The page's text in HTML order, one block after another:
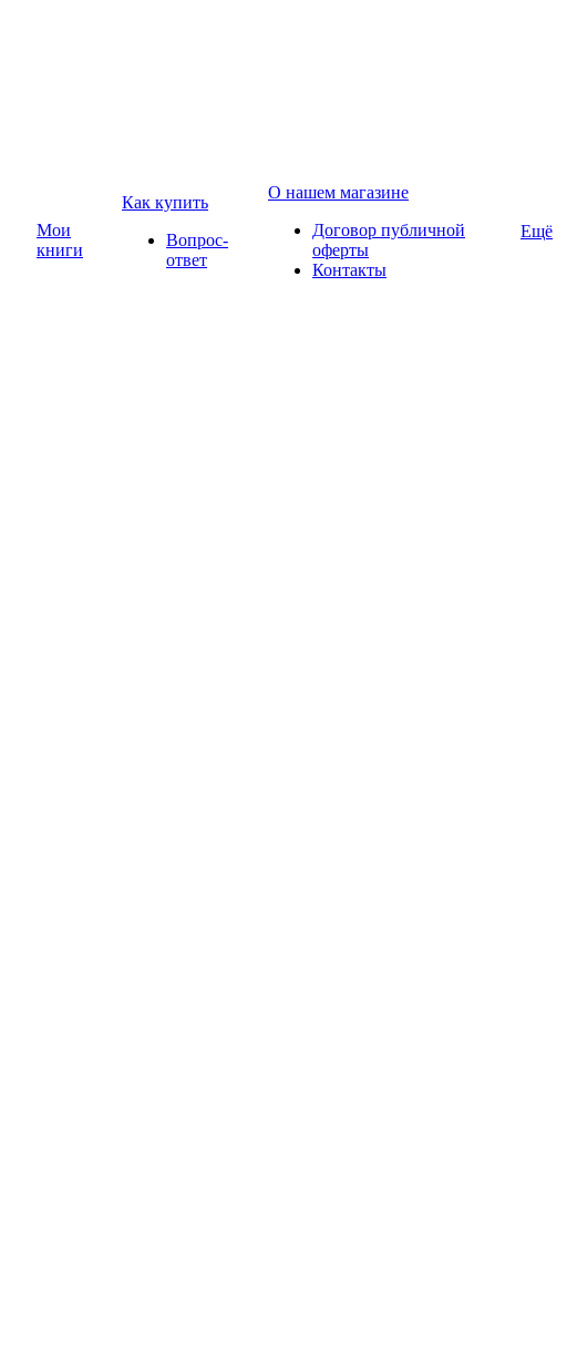
Мои
книги
Как купить
Вопрос-
ответ
О нашем магазине
Договор публичной
оферты
Контакты
Ещё